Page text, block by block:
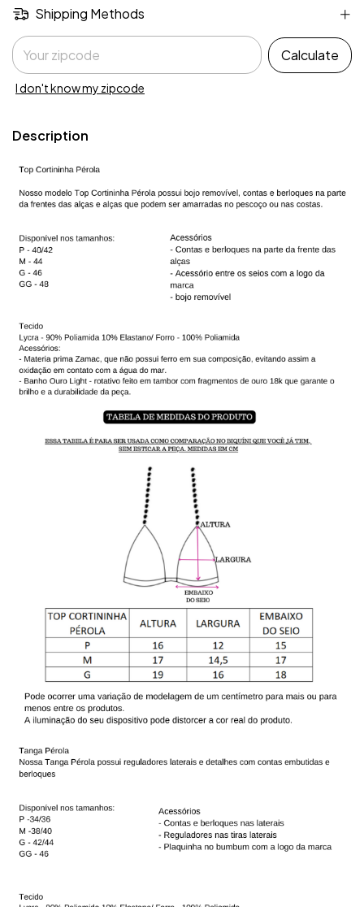
Shipping Methods
Shipping for zipcode:
Calculate
I don't know my zipcode
Description